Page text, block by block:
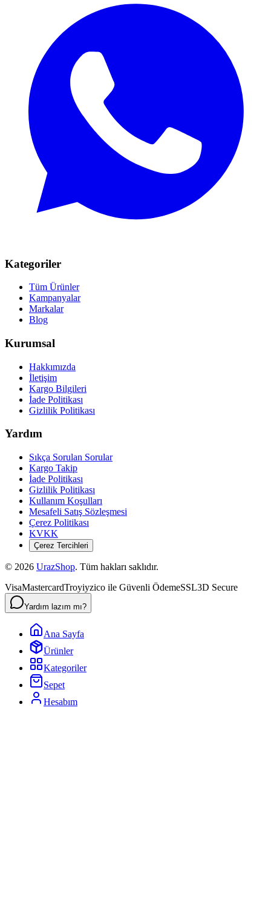
Kategoriler
Tüm Ürünler
Kampanyalar
Markalar
Blog
Kurumsal
Hakkımızda
İletişim
Kargo Bilgileri
İade Politikası
Gizlilik Politikası
Yardım
Sıkça Sorulan Sorular
Kargo Takip
İade Politikası
Gizlilik Politikası
Kullanım Koşulları
Mesafeli Satış Sözleşmesi
Çerez Politikası
KVKK
Çerez Tercihleri
© 2026 UrazShop. Tüm hakları saklıdır.
VisaMastercardTroyiyzico ile Güvenli ÖdemeSSL3D Secure
Yardım lazım mı?
Ana Sayfa
Ürünler
Kategoriler
Sepet
Hesabım